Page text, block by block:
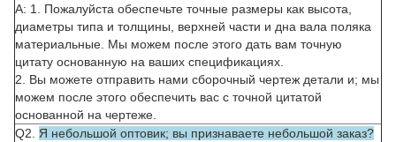
А: 1. Пожалуйста обеспечьте точные размеры как высота,
диаметры типа и толщины, верхней части и дна вала поляка
материальные. Мы можем после этого дать вам точную
цитату основанную на ваших спецификациях.
2. Вы можете отправить нами сборочный чертеж детали и; мы
можем после этого обеспечить вас с точной цитатой
основанной на чертеже.
Q2. Я небольшой оптовик; вы признаваете небольшой заказ?